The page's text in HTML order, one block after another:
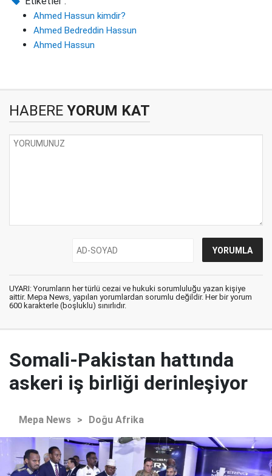
Ahmed Hassun kimdir?
Ahmed Bedreddin Hassun
Ahmed Hassun
HABERE YORUM KAT
UYARI: Yorumların her türlü cezai ve hukuki sorumluluğu yazan kişiye
aittir. Mepa News, yapılan yorumlardan sorumlu değildir. Her bir yorum
600 karakterle (boşluklu) sınırlıdır.
Somali-Pakistan hattında
askeri iş birliği derinleşiyor
Mepa News > Doğu Afrika